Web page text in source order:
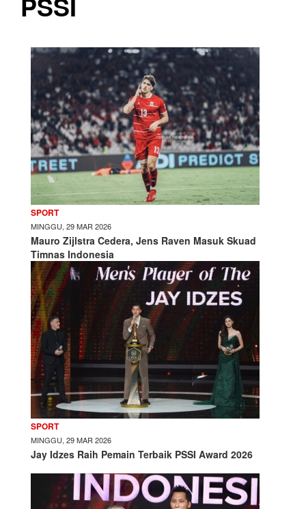
SPORT
MINGGU, 29 MAR 2026
Mauro Zijlstra Cedera, Jens Raven Masuk Skuad
Timnas Indonesia
SPORT
MINGGU, 29 MAR 2026
Jay Idzes Raih Pemain Terbaik PSSI Award 2026